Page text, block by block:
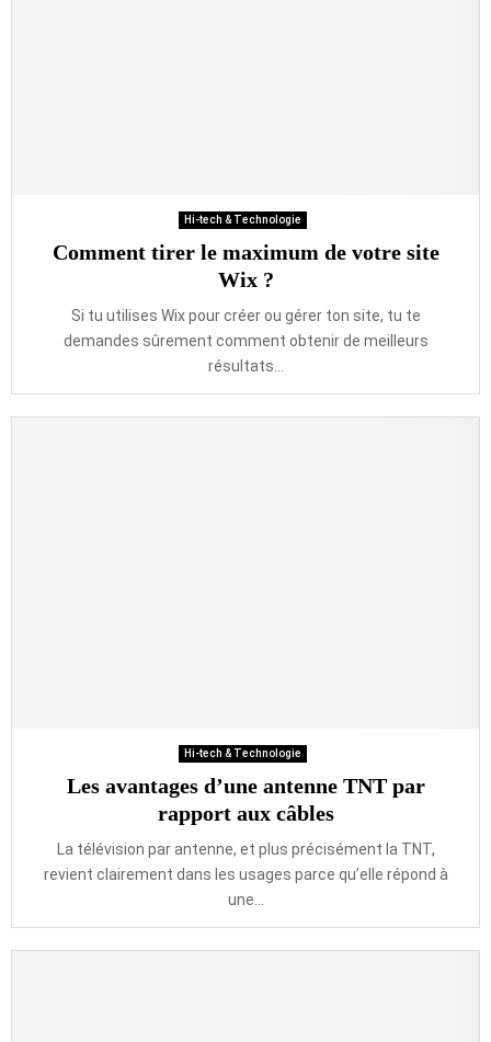
Hi-tech & Technologie
Comment tirer le maximum de votre site
Wix ?
Si tu utilises Wix pour créer ou gérer ton site, tu te
demandes sûrement comment obtenir de meilleurs
résultats...
Hi-tech & Technologie
Les avantages d’une antenne TNT par
rapport aux câbles
La télévision par antenne, et plus précisément la TNT,
revient clairement dans les usages parce qu’elle répond à
une...